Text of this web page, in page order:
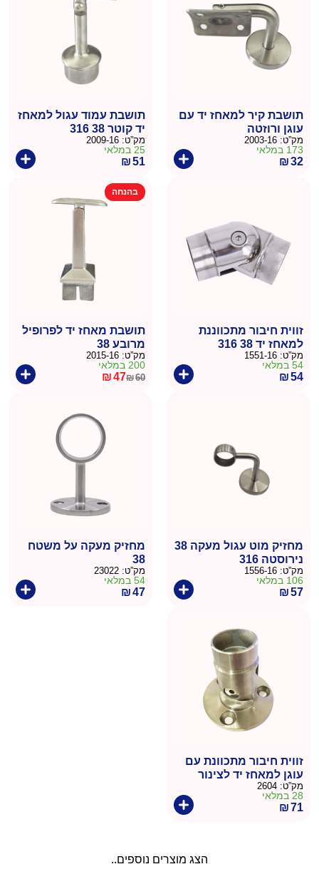
תושבת קיר למאחז יד עם
עוגן ורוזטה
מק”ט: 2003-16
173 במלאי
₪32
תושבת עמוד עגול למאחז
יד קוטר 38 316
מק”ט: 2009-16
25 במלאי
₪51
זווית חיבור מתכווננת
למאחז יד 38 316
מק”ט: 1551-16
54 במלאי
₪54
בהנחה
תושבת מאחז יד לפרופיל
מרובע 38
מק”ט: 2015-16
200 במלאי
₪60
המחיר
₪47
המחיר
מחזיק מוט עגול מעקה 38
נירוסטה 316
מק”ט: 1556-16
106 במלאי
₪57
מחזיק מעקה על משטח
38
מק”ט: 23022
54 במלאי
₪47
זווית חיבור מתכוונת עם
עוגן למאחז יד לצינור
בקוטר 38
מק”ט: 2604
28 במלאי
₪71
הצג מוצרים נוספים..